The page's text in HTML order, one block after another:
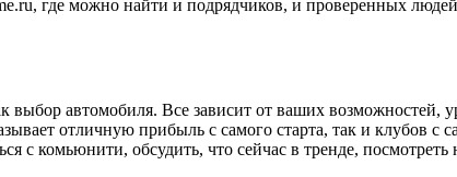
где можно найти и подрядчиков, и проверенных
автомобиля. Все зависит от ваших
отличную прибыль с самого старта, так и
с комьюнити, обсудить, что сейчас в тренде,